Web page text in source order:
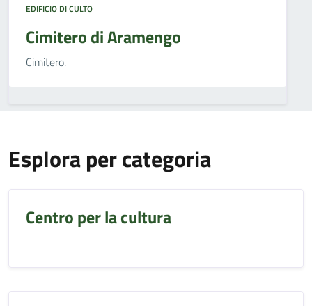
EDIFICIO DI CULTO
Cimitero di Aramengo
Cimitero.
Esplora per categoria
Centro per la cultura